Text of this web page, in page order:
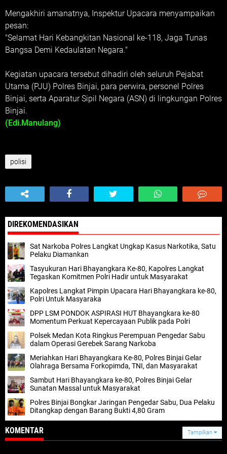
Mengakhiri amanatnya, Inspektur Upacara menyampaikan
pesan:
"Selamat Hari Kebangkitan Nasional ke-118, Jaga Tunas
Bangsa Demi Kedaulatan Negara."
Kegiatan upacara tersebut dihadiri oleh seluruh Pejabat
Utama (PJU) Polres Binjai, para perwira, personel Polres
Binjai, serta Aparatur Sipil Negara (ASN) di lingkungan Polres
Binjai.
(Edi.Manulang)
polisi
DIREKOMENDASIKAN
Sat Narkoba Polres Langkat Ungkap Kasus Narkotika, Satu
Pelaku Diamankan
Tasyukuran Hari Bhayangkara Ke-80, Kapolres Langkat
Tegaskan Komitmen Polri Hadir untuk Masyarakat
Kapolres Langkat Pimpin Upacara Hari Bhayangkara ke-80,
Polri Untuk Masyaraka
DPP LSM PONDOK ASPIRASI HUT Bhayangkara ke-80
Momentum Perkuat Kepercayaan Publik pada Polri
Polsek Medan Kota Ringkus Perempuan Pengedar Sabu
dalam Operasi Gerebek Sarang Narkoba
Meriahkan Hari Bhayangkara Ke-80, Polres Binjai Gelar
Olahraga Bersama Forkopimda, TNI, dan Masyarakat
Sambut Hari Bhayangkara ke-80, Polres Binjai Gelar
Sunatan Massal untuk Masyarakat
Polres Binjai Bongkar Jaringan Pengedar Sabu, Dua Pelaku
Ditangkap dengan Barang Bukti 4,80 Gram
KOMENTAR Tampilkan